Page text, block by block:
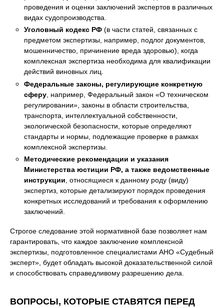
проведения и оценки заключений экспертов в различных
видах судопроизводства.
Уголовный кодекс РФ (в части статей, связанных с
предметом экспертизы, например, подлог документов,
мошенничество, причинение вреда здоровью), когда
комплексная экспертиза необходима для квалификации
действий виновных лиц.
Федеральные законы, регулирующие конкретную
сферу, например, Федеральный закон «О техническом
регулировании», законы в области строительства,
транспорта, интеллектуальной собственности,
экологической безопасности, которые определяют
стандарты и нормы, подлежащие проверке в рамках
комплексной экспертизы.
Методические рекомендации и указания
Министерства юстиции РФ, а также ведомственные
инструкции, относящиеся к данному роду (виду)
экспертиз, которые детализируют порядок проведения
конкретных исследований и требования к оформлению
заключений.
Строгое следование этой нормативной базе позволяет нам
гарантировать, что каждое заключение комплексной
экспертизы, подготовленное специалистами АНО «Судебный
эксперт», будет обладать высокой доказательственной силой
и способствовать справедливому разрешению дела.
ВОПРОСЫ, КОТОРЫЕ СТАВЯТСЯ ПЕРЕД